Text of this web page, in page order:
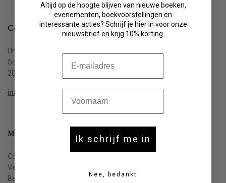
Contact
Uitgeverij Houtekiet
Schaliënstraat 1, bus 11
2000 Antwerpen
info@houtekiet.be
Meer info
Contact
Veelgestelde vragen
Bestellen & leveren
Altijd op de hoogte blijven van nieuwe boeken,
evenementen, boekvoorstellingen en
interessante acties? Schrijf je hier in voor onze
nieuwsbrief en krijg 10% korting.
Ik schrijf me in
Nee, bedankt